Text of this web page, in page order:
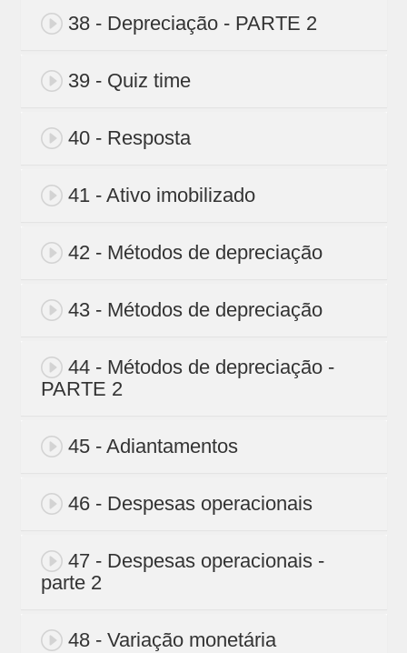
38 - Depreciação - PARTE 2
39 - Quiz time
40 - Resposta
41 - Ativo imobilizado
42 - Métodos de depreciação
43 - Métodos de depreciação
44 - Métodos de depreciação -
PARTE 2
45 - Adiantamentos
46 - Despesas operacionais
47 - Despesas operacionais -
parte 2
48 - Variação monetária